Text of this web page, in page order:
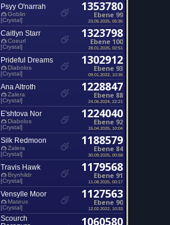
Psyy O'narrah
Goblin
[Crystal]
1353780
Ebene 99
23.05.2025, 05:35
Caitlyn Starr
Coeurl
[Crystal]
1323798
Ebene 100
28.01.2025, 02:51
Prideful Dreams
Diabolos
[Crystal]
1302912
Ebene 93
09.01.2022, 10:35
Ana Altroth
Zalera
[Crystal]
1228847
Ebene 88
24.06.2024, 22:21
E'shtova Nor
Diabolos
[Crystal]
1224040
Ebene 92
15.04.2025, 10:04
Silk Redmoon
Zalera
[Crystal]
1188579
Ebene 84
30.09.2025, 00:58
Travis Hawk
Brynhildr
[Crystal]
1179568
Ebene 91
11.08.2025, 00:17
Vensylle Moor
Mateus
[Crystal]
1127563
Ebene 90
12.02.2022, 10:33
Scourch
1060580